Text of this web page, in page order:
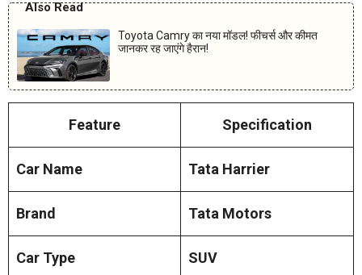
Also Read
Toyota Camry का नया मॉडल! फीचर्स और कीमत
जानकर रह जाएंगे हैरान!
Feature Specification
Car Name Tata Harrier
Brand Tata Motors
Car Type SUV